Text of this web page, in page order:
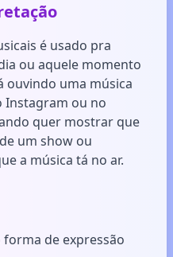
é usado pra
ou aquele momento
ouvindo uma música
Instagram ou no
quer mostrar que
um show ou
a música tá no ar.
de expressão